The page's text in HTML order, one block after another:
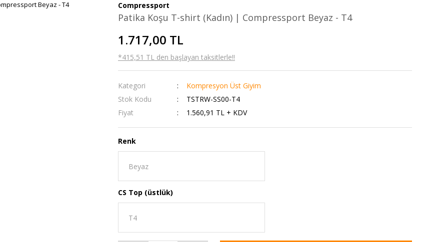
Compressport
Patika Koşu T-shirt (Kadın) | Compressport Beyaz - T4
1.717,00 TL
*415,51 TL den başlayan taksitlerle!!
Kategori
Kompresyon Üst Giyim
Stok Kodu
TSTRW-SS00-T4
Fiyat
1.560,91 TL + KDV
Renk
CS Top (üstlük)